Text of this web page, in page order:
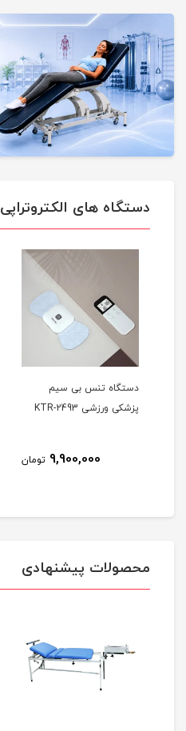
دستگاه های الکتروتراپی
دستگاه تنس بی سیم
پزشکی ورزشی KTR-2493
9,900,000 تومان
محصولات پیشنهادی